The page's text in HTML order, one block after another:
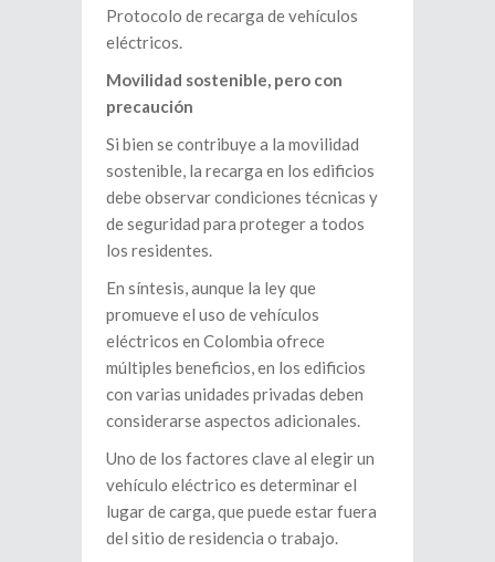
Protocolo de recarga de vehículos
eléctricos.
Movilidad sostenible, pero con
precaución
Si bien se contribuye a la movilidad
sostenible, la recarga en los edificios
debe observar condiciones técnicas y
de seguridad para proteger a todos
los residentes.
En síntesis, aunque la ley que
promueve el uso de vehículos
eléctricos en Colombia ofrece
múltiples beneficios, en los edificios
con varias unidades privadas deben
considerarse aspectos adicionales.
Uno de los factores clave al elegir un
vehículo eléctrico es determinar el
lugar de carga, que puede estar fuera
del sitio de residencia o trabajo.